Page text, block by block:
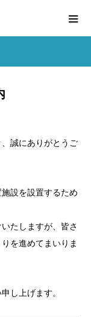
誠にありがとうご
設を設置するため
たしますが、皆さ
を進めてまいりま
し上げます。